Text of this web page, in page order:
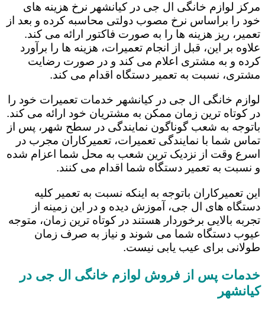
مرکز لوازم خانگی ال جی در کیانشهر نرخ هزینه های
خود را براساس نرخ مصوب دولتی محاسبه کرده و بعد از
تعمیر، ریز هزینه ها را به صورت فاکتور ارائه می کند.
علاوه بر این، قبل از انجام تعمیرات، هزینه ها را برآورد
کرده و به مشتری اعلام می کند و در صورت رضایت
مشتری، نسبت به تعمیر دستگاه اقدام می کند.
لوازم خانگی ال جی در کیانشهر خدمات تعمیرات خود را
در کوتاه ترین زمان ممکن به مشتریان خود ارائه می کند.
باتوجه به شعب گوناگون نمایندگی در سطح شهر، پس از
تماس شما با نمایندگی تعمیرات، تعمیرکاران مجرب در
اسرع وقت از نزدیک ترین شعب به محل شما اعزام شده
و نسبت به تعمیر دستگاه شما اقدام می کنند.
این تعمیرکاران باتوجه به اینکه نسبت به تعمیر کلیه
دستگاه های ال جی، آموزش دیده و در این زمینه از
تجربه بالایی برخوردار هستند در کوتاه ترین زمان، متوجه
عیوب دستگاه شما می شوند و نیاز به صرف زمان
طولانی برای عیب یابی نیست.
خدمات پس از فروش لوازم خانگی ال جی در
کیانشهر